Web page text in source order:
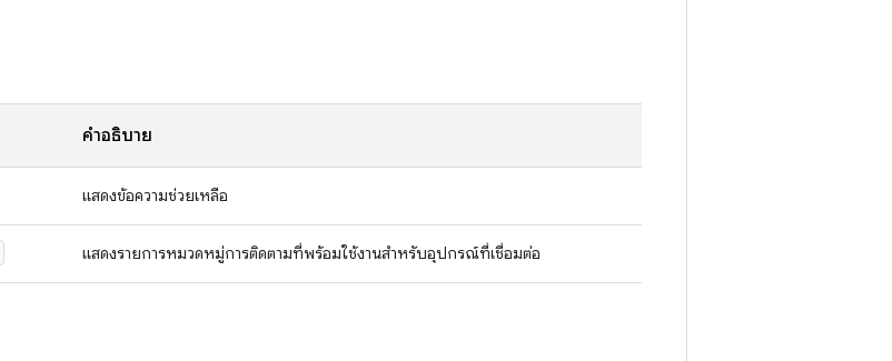
คำอธิบาย
แสดงข้อความช่วยเหลือ
แสดงรายการหมวดหมู่การติดตามที่พร้อมใช้งานสำหรับอุปกรณ์ที่เชื่อมต่อ